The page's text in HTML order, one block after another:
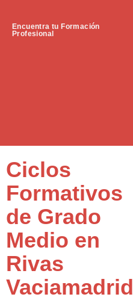
Encuentra tu Formación
Profesional
Ciclos
Formativos
de Grado
Medio en
Rivas
Vaciamadrid